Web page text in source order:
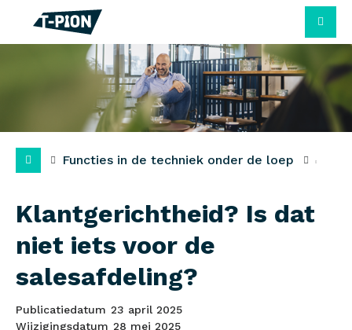
Functies in de techniek onder de loep
Klantgerichtheid? Is dat
niet iets voor de
salesafdeling?
Publicatiedatum 23 april 2025
Wijzigingsdatum 28 mei 2025